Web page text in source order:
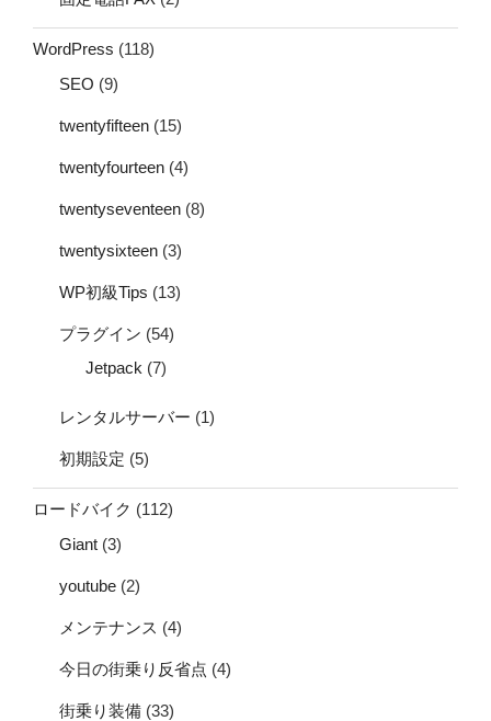
WordPress (118)
SEO (9)
twentyfifteen (15)
twentyfourteen (4)
twentyseventeen (8)
twentysixteen (3)
WP初級Tips (13)
プラグイン (54)
Jetpack (7)
レンタルサーバー (1)
初期設定 (5)
ロードバイク (112)
Giant (3)
youtube (2)
メンテナンス (4)
今日の街乗り反省点 (4)
街乗り装備 (33)